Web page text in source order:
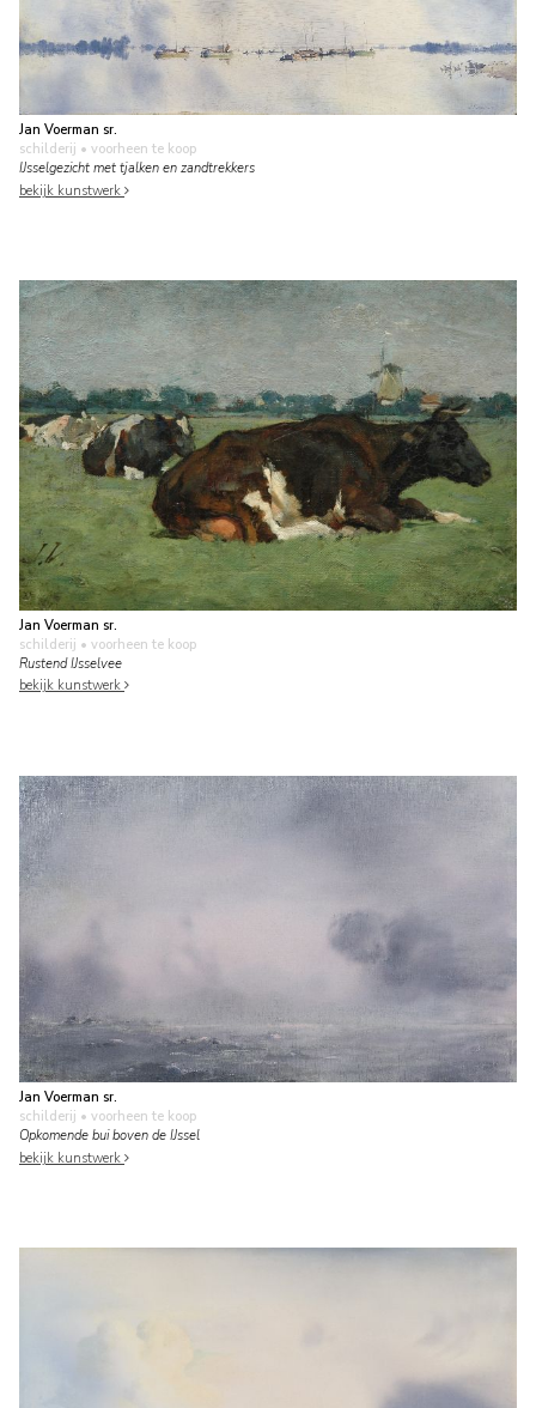
Jan Voerman sr.
schilderij • voorheen te koop
IJsselgezicht met tjalken en zandtrekkers
bekijk kunstwerk
Jan Voerman sr.
schilderij • voorheen te koop
Rustend IJsselvee
bekijk kunstwerk
Jan Voerman sr.
schilderij • voorheen te koop
Opkomende bui boven de IJssel
bekijk kunstwerk